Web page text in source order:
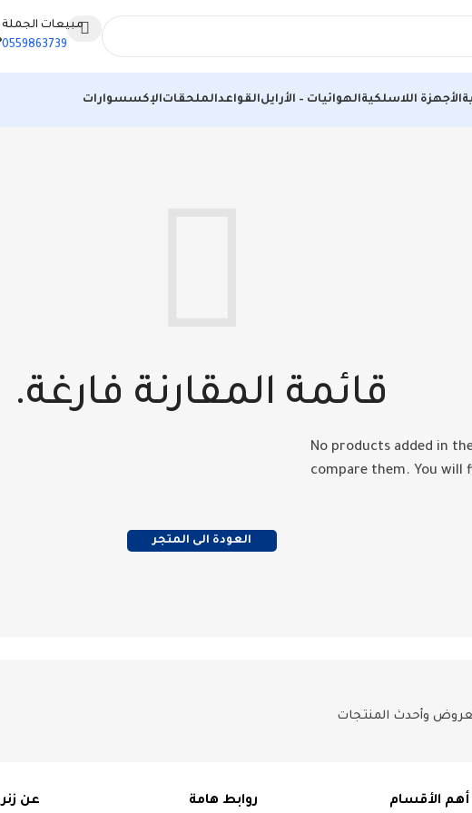
مبيعات الجملة
0559863739
الأجهزة اللاسلكيةالهوائيات – الأرايلالقواعدالملحقاتالإكسسوارات
قائمة المقارنة فارغة.
No products added in
compare them. You will
العودة الى المتجر
وأحدث المنتجات
أهم الأقسام روابط هامة عن زنر